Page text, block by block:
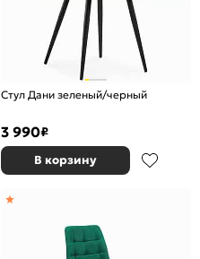
Стул Дани зеленый/черный
3 990₽
В корзину